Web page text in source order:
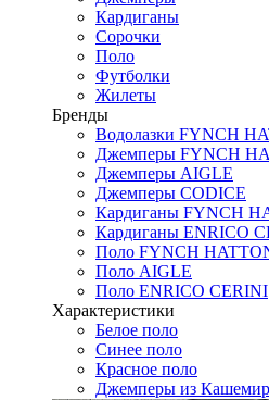
Кардиганы
Сорочки
Поло
Футболки
Жилеты
Бренды
Водолазки FYNCH
Джемперы FYNCH
Джемперы AIGLE
Джемперы CODICE
Кардиганы FYNCH
Кардиганы ENRICO
Поло FYNCH
Поло AIGLE
Поло ENRICO CERINI
Характеристики
Белое поло
Синее поло
Красное поло
Джемперы из